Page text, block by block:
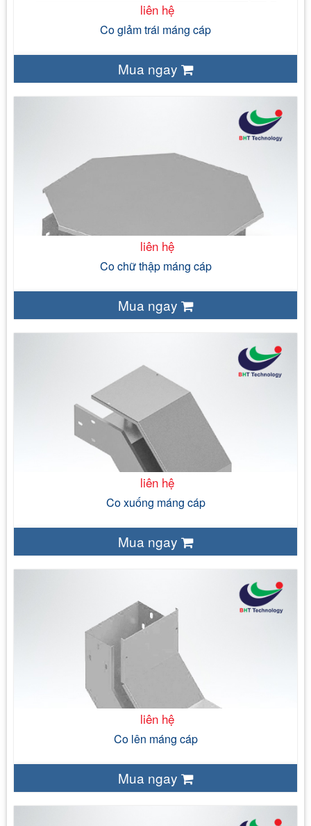
liên hệ
Co giảm trái máng cáp
Mua ngay
liên hệ
Co chữ thập máng cáp
- Sắt tấm tráng kẽm ( JIS 3302) - Sắt tấm đen ( cán nóng,
cán nguội) - Thép tấm không gỉ SS304, SS316
- Bề mặt tự nhiên của vật liệu đối với sản
phẩm tôn tráng kẽm, thép không gỉ - Mạ nhúng nóng - Sơn tĩnh
- 120 mm - 150 mm - 200 mm - 300 mm
Mua ngay
liên hệ
Co xuống máng cáp
Sắt tấm tráng kẽm ( JIS 3302) Sắt tấm đen ( cán nóng,
cán nguội) Thép tấm không gỉ SS304, SS316
Bề mặt tự nhiên của vật liệu đối với sản
phẩm tôn tráng kẽm, thép không gỉ. Mạ nhúng nóng. Sơn tĩnh điện
- 120 mm - 150 mm - 200 mm - 300 mm
Mua ngay
liên hệ
Co lên máng cáp
Sắt tấm tráng kẽm ( JIS 3302) Sắt tấm đen ( cán nóng,
cán nguội) Thép tấm không gỉ SS304, SS316
Bề mặt tự nhiên của vật liệu đối với sản
phẩm tôn tráng kẽm, thép không gỉ. Mạ nhúng nóng. Sơn tĩnh điện
- 120 mm - 150 mm - 200 mm - 300 mm
Mua ngay